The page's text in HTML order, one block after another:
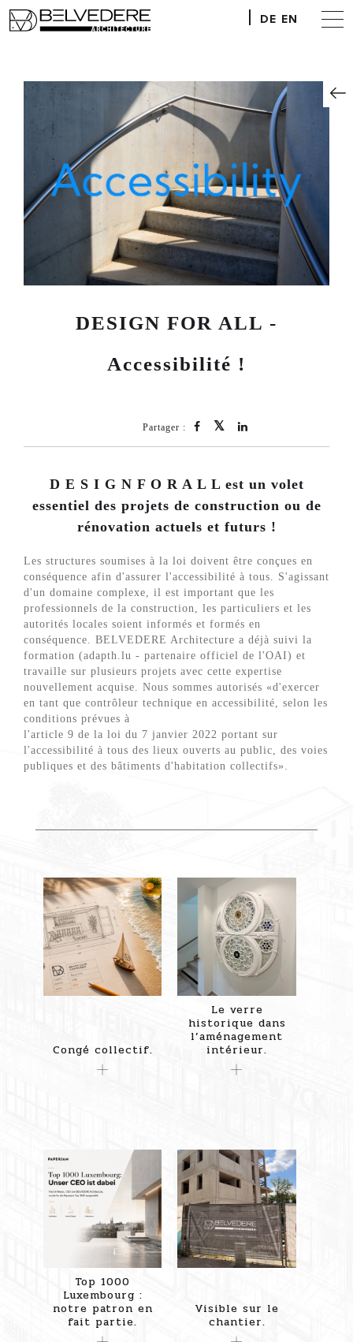
DE EN
DESIGN FOR ALL -
Accessibilité !
Partager :
D E S I G N F O R A L L est un volet
essentiel des projets de construction ou de
rénovation actuels et futurs !
Les structures soumises à la loi doivent être conçues en
conséquence afin d'assurer l'accessibilité à tous. S'agissant
d'un domaine complexe, il est important que les
professionnels de la construction, les particuliers et les
autorités locales soient informés et formés en
conséquence. BELVEDERE Architecture a déjà suivi la
formation (adapth.lu - partenaire officiel de l'OAI) et
travaille sur plusieurs projets avec cette expertise
nouvellement acquise. Nous sommes autorisés «d'exercer
en tant que contrôleur technique en accessibilité, selon les
conditions prévues à
l'article 9 de la loi du 7 janvier 2022 portant sur
l'accessibilité à tous des lieux ouverts au public, des voies
publiques et des bâtiments d'habitation collectifs».
Congé collectif.
Le verre
historique dans
l’aménagement
intérieur.
Top 1000
Luxembourg :
notre patron en
fait partie.
Visible sur le
chantier.